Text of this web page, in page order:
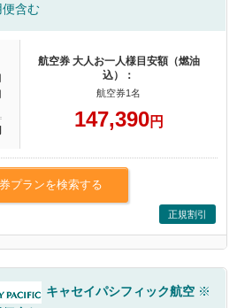
含む
航空券 大人お一人様目安額（燃油
込）：
航空券1名
147,390円
プランを検索する
正規割引
キャセイパシフィック航空 ※